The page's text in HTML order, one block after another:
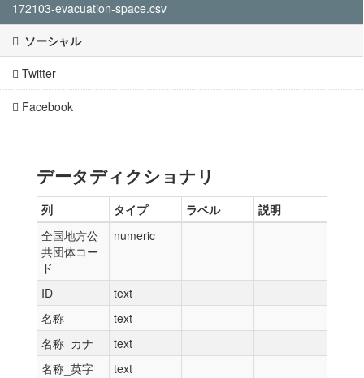
172103-evacuation-space.csv
ソーシャル
Twitter
Facebook
データディクショナリ
列 タイプ ラベル
説明
全国地方公
共団体コー
ド
numeric
ID
text
名称
text
名称_カナ
text
名称_英字
text